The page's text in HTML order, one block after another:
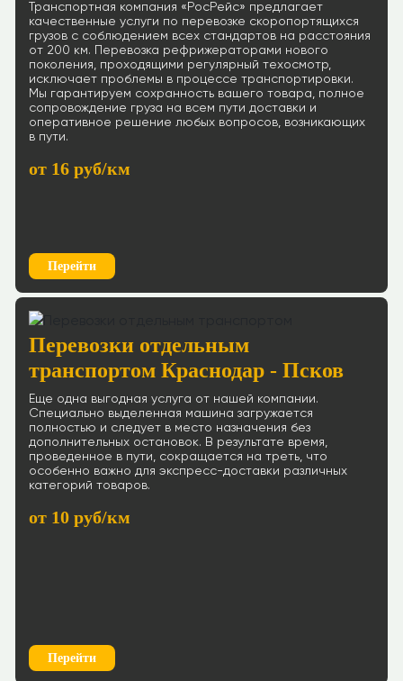
Транспортная компания «РосРейс» предлагает
качественные услуги по перевозке скоропортящихся
грузов с соблюдением всех стандартов на расстояния
от 200 км. Перевозка рефрижераторами нового
поколения, проходящими регулярный техосмотр,
исключает проблемы в процессе транспортировки.
Мы гарантируем сохранность вашего товара, полное
сопровождение груза на всем пути доставки и
оперативное решение любых вопросов, возникающих
в пути.
от 16 руб/км
Перейти
Перевозки отдельным
транспортом Краснодар - Псков
Еще одна выгодная услуга от нашей компании.
Специально выделенная машина загружается
полностью и следует в место назначения без
дополнительных остановок. В результате время,
проведенное в пути, сокращается на треть, что
особенно важно для экспресс-доставки различных
категорий товаров.
от 10 руб/км
Перейти